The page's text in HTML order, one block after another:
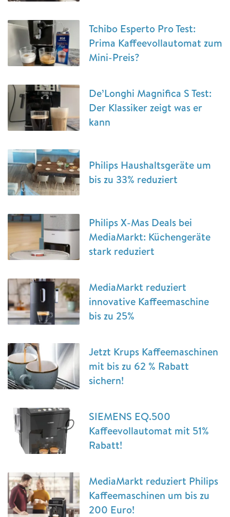
Tchibo Esperto Pro Test:
Prima Kaffeevollautomat zum
Mini-Preis?
De’Longhi Magnifica S Test:
Der Klassiker zeigt was er
kann
Philips Haushaltsgeräte um
bis zu 33% reduziert
Philips X-Mas Deals bei
MediaMarkt: Küchengeräte
stark reduziert
MediaMarkt reduziert
innovative Kaffeemaschine
bis zu 25%
Jetzt Krups Kaffeemaschinen
mit bis zu 62 % Rabatt
sichern!
SIEMENS EQ.500
Kaffeevollautomat mit 51%
Rabatt!
MediaMarkt reduziert Philips
Kaffeemaschinen um bis zu
200 Euro!